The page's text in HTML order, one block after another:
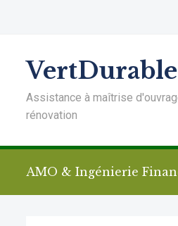
Assistance à maîtrise
rénovation
AMO & Ingénierie